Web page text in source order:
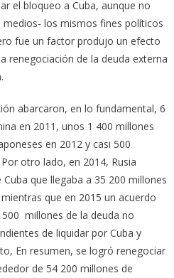
el bloqueo a Cuba, aunque no
los mismos fines políticos
fue un factor produjo un efecto
renegociación de la deuda externa
abarcaron, en lo fundamental, 6
en 2011, unos 1 400 millones
en 2012 y casi 500
otro lado, en 2014, Rusia
que llegaba a 35 200 millones
que en 2015 un acuerdo
millones de la deuda no
de liquidar por Cuba y
En resumen, se logró renegociar
de 54 200 millones de